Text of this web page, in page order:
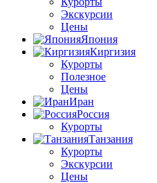
Экскурсии
Цены
Япония
Киргизия
Курорты
Полезное
Цены
Иран
Россия
Курорты
Танзания
Курорты
Экскурсии
Цены